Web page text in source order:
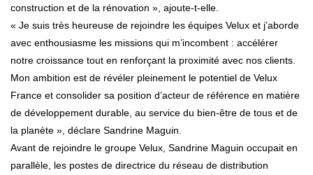
construction et de la rénovation », ajoute-t-elle.
« Je suis très heureuse de rejoindre les équipes Velux et j’aborde
avec enthousiasme les missions qui m’incombent : accélérer
notre croissance tout en renforçant la proximité avec nos clients.
Mon ambition est de révéler pleinement le potentiel de Velux
France et consolider sa position d’acteur de référence en matière
de développement durable, au service du bien-être de tous et de
la planète », déclare Sandrine Maguin.
Avant de rejoindre le groupe Velux, Sandrine Maguin occupait en
parallèle, les postes de directrice du réseau de distribution